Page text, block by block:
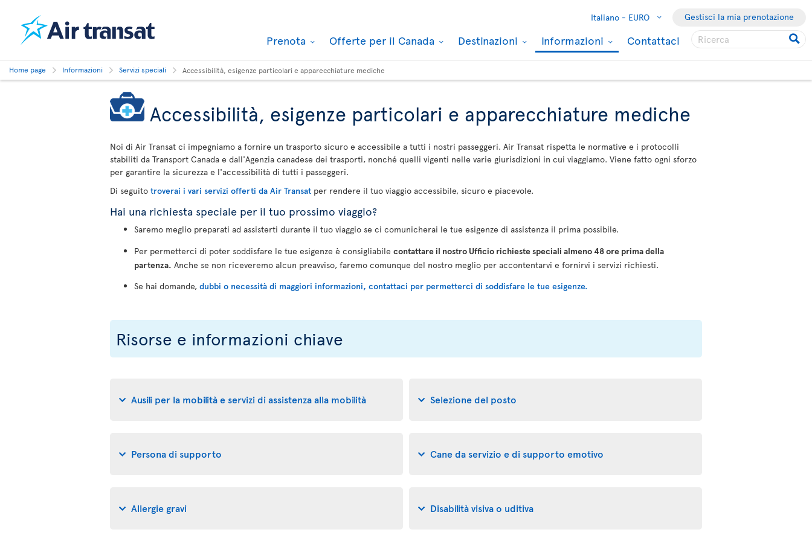
Italiano - EURO Gestisci la mia prenotazione
Prenota Offerte per il Canada Destinazioni Informazioni Contattaci
Home page Informazioni Servizi speciali Accessibilità, esigenze particolari e apparecchiature mediche
Accessibilità, esigenze particolari e apparecchiature mediche
Noi di Air Transat ci impegniamo a fornire un trasporto sicuro e accessibile a tutti i nostri passeggeri. Air Transat rispetta le normative e i protocolli
stabiliti da Transport Canada e dall'Agenzia canadese dei trasporti, nonché quelli vigenti nelle varie giurisdizioni in cui viaggiamo. Viene fatto ogni sforzo
per garantire la sicurezza e l'accessibilità di tutti i passeggeri.
Di seguito troverai i vari servizi offerti da Air Transat per rendere il tuo viaggio accessibile, sicuro e piacevole.
Hai una richiesta speciale per il tuo prossimo viaggio?
Saremo meglio preparati ad assisterti durante il tuo viaggio se ci comunicherai le tue esigenze di assistenza il prima possibile.
Per permetterci di poter soddisfare le tue esigenze è consigliabile contattare il nostro Ufficio richieste speciali almeno 48 ore prima della
partenza. Anche se non riceveremo alcun preavviso, faremo comunque del nostro meglio per accontentarvi e fornirvi i servizi richiesti.
Se hai domande, dubbi o necessità di maggiori informazioni, contattaci per permetterci di soddisfare le tue esigenze.
Risorse e informazioni chiave
Ausili per la mobilità e servizi di assistenza alla mobilità Selezione del posto
Persona di supporto Cane da servizio e di supporto emotivo
Allergie gravi Disabilità visiva o uditiva